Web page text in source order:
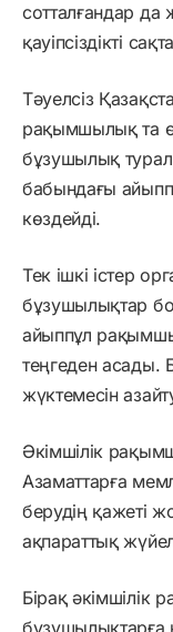
сотталғандар да
қауіпсіздікті
Тәуелсіз
рақымшылық та
бұзушылық
бабындағы
көздейді.
Тек ішкі істер
бұзушылықтар
айыппұл
теңгеден асады.
жүктемесін
Әкімшілік
Азаматтарға
берудің қажеті
ақпараттық
Бірақ